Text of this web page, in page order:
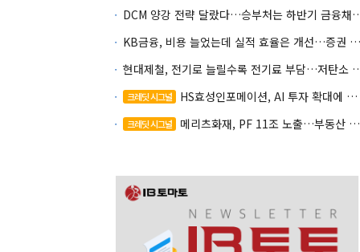
DCM 양강 전략 달랐다
KB금융, 비용 늘었는데 실적 효율은 개선…증권 호황 효과
현대제철, 전기로 늘릴수록
크레딧 시그널 HS효성인포메이션, AI 투자 확대에 실적 체력 강화
크레딧 시그널 메리츠화재, PF 11조 노출…부동산 사업성 저하 우려